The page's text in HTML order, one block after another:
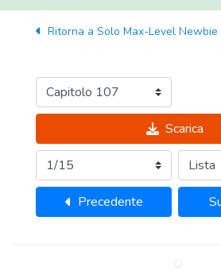
Ritorna a Solo Max-Level Newbie
Scarica
Precedente